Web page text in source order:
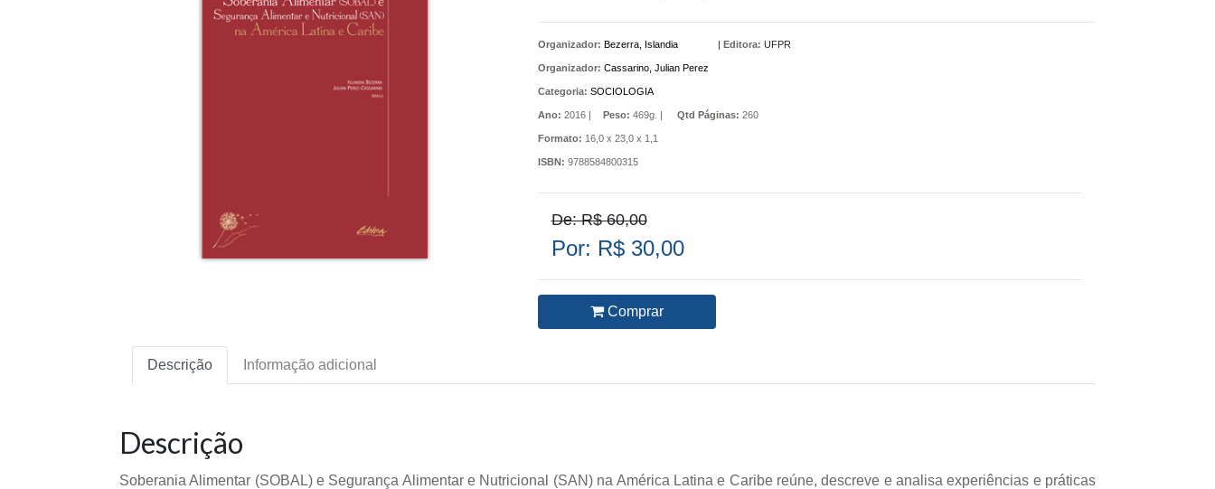
Organizador: Bezerra, Islandia
Organizador: Cassarino, Julian Perez
| Editora: UFPR
Categoria: SOCIOLOGIA
Ano: 2016 | Peso: 469g. | Qtd Páginas: 260
Formato: 16,0 x 23,0 x 1,1
ISBN: 9788584800315
De: R$ 60,00
Por: R$ 30,00
Comprar
Descrição Informação adicional
Descrição
Soberania Alimentar (SOBAL) e Segurança Alimentar e Nutricional (SAN) na América Latina e Caribe reúne, descreve e analisa experiências e práticas